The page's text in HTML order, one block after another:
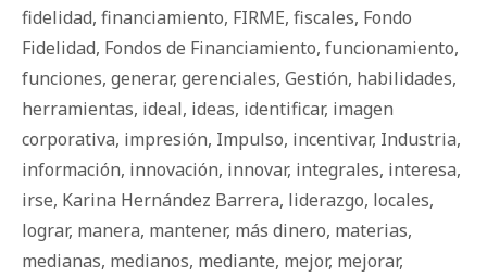
fidelidad, financiamiento, FIRME, fiscales, Fondo
Fidelidad, Fondos de Financiamiento, funcionamiento,
funciones, generar, gerenciales, Gestión, habilidades,
herramientas, ideal, ideas, identificar, imagen
corporativa, impresión, Impulso, incentivar, Industria,
información, innovación, innovar, integrales, interesa,
irse, Karina Hernández Barrera, liderazgo, locales,
lograr, manera, mantener, más dinero, materias,
medianas, medianos, mediante, mejor, mejorar,